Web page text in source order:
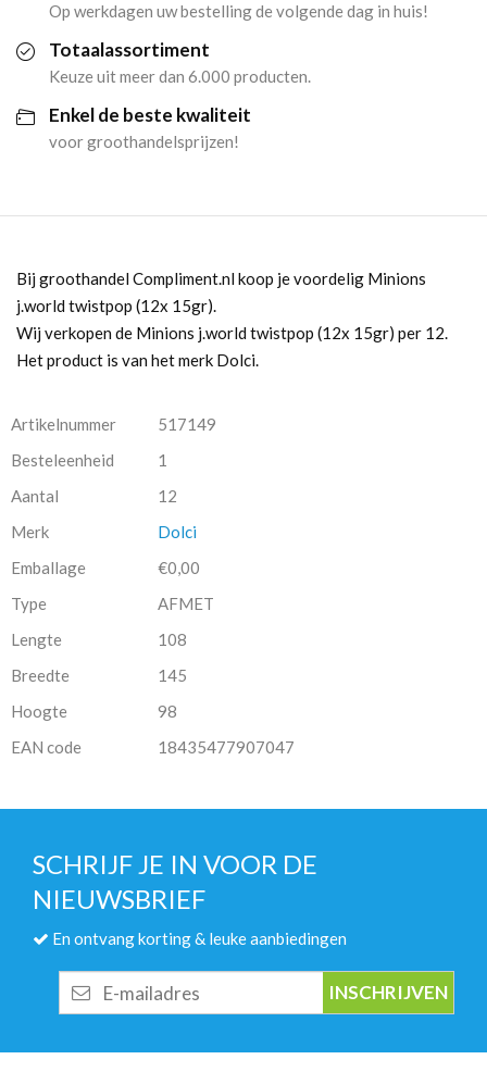
Op werkdagen uw bestelling de volgende dag in huis!
Totaalassortiment
Keuze uit meer dan 6.000 producten.
Enkel de beste kwaliteit
voor groothandelsprijzen!
Bij groothandel Compliment.nl koop je voordelig Minions
j.world twistpop (12x 15gr).
Wij verkopen de Minions j.world twistpop (12x 15gr) per 12.
Het product is van het merk Dolci.
Artikelnummer
517149
Besteleenheid
1
Aantal
12
Merk
Dolci
Emballage
€0,00
Type
AFMET
Lengte
108
Breedte
145
Hoogte
98
EAN code
18435477907047
SCHRIJF JE IN VOOR DE
NIEUWSBRIEF
En ontvang korting & leuke aanbiedingen
mailadres